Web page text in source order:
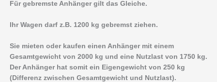
Für gebremste Anhänger gilt das Gleiche.
Ihr Wagen darf z.B. 1200 kg gebremst ziehen.
Sie mieten oder kaufen einen Anhänger mit einem
Gesamtgewicht von 2000 kg und eine Nutzlast von 1750 kg.
Der Anhänger hat somit ein Eigengewicht von 250 kg
(Differenz zwischen Gesamtgewicht und Nutzlast).